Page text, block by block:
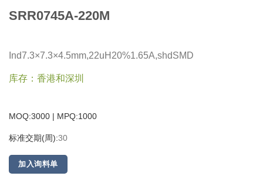
SRR0745A-220M
Ind7.3×7.3×4.5mm,22uH20%1.65A,shdSMD
库存：香港和深圳
MOQ:3000 | MPQ:1000
标准交期(周):30
加入询料单